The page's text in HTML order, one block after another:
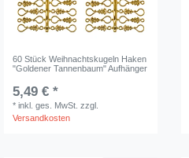
60 Stück Weihnachtskugeln Haken
"Goldener Tannenbaum" Aufhänger
5,49 € *
*inkl. ges. MwSt. zzgl.
Versandkosten